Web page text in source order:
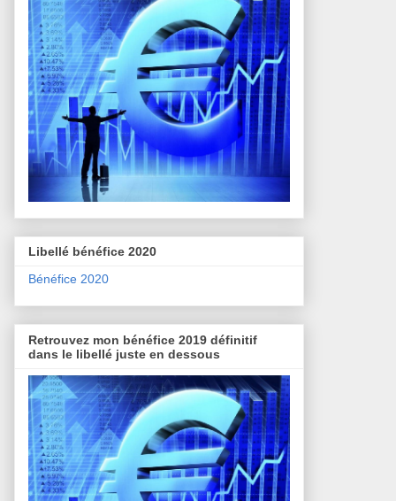
Libellé bénéfice 2020
Bénéfice 2020
Retrouvez mon bénéfice 2019 définitif
dans le libellé juste en dessous